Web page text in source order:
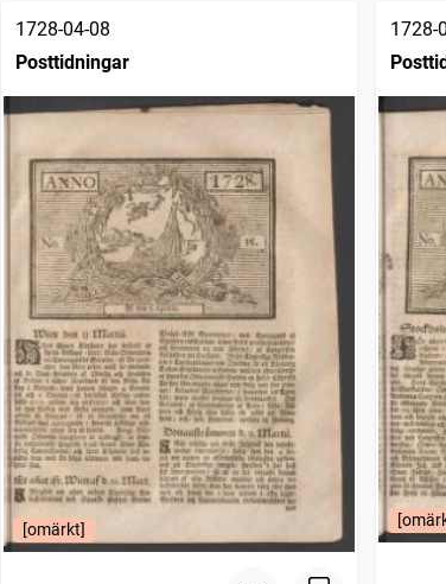
1728-04-08
Posttidningar
[omärkt]
1728-